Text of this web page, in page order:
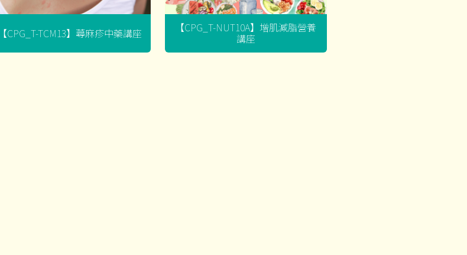
【CPG_T-TCM13】蕁麻疹中藥講座 【CPG_T-NUT10A】增肌減脂營養
講座